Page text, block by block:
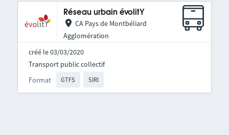
Réseau urbain évolitY
CA Pays de Montbéliard
Agglomération
créé le 03/03/2020
Format GTFS SIRI
Transport public collectif